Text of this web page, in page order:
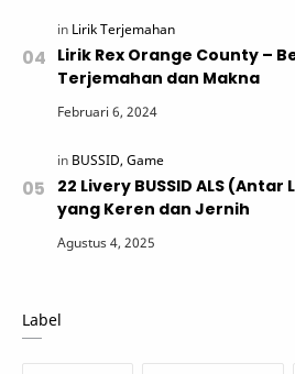
Lirik Rex Orange County –
Terjemahan dan Makna
22 Livery BUSSID ALS
yang Keren dan Jernih
Label